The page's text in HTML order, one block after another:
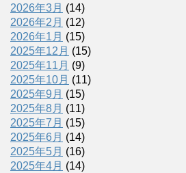
2026年3月 (14)
2026年2月 (12)
2026年1月 (15)
2025年12月 (15)
2025年11月 (9)
2025年10月 (11)
2025年9月 (15)
2025年8月 (11)
2025年7月 (15)
2025年6月 (14)
2025年5月 (16)
2025年4月 (14)